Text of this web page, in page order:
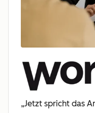
„Jetzt spricht das